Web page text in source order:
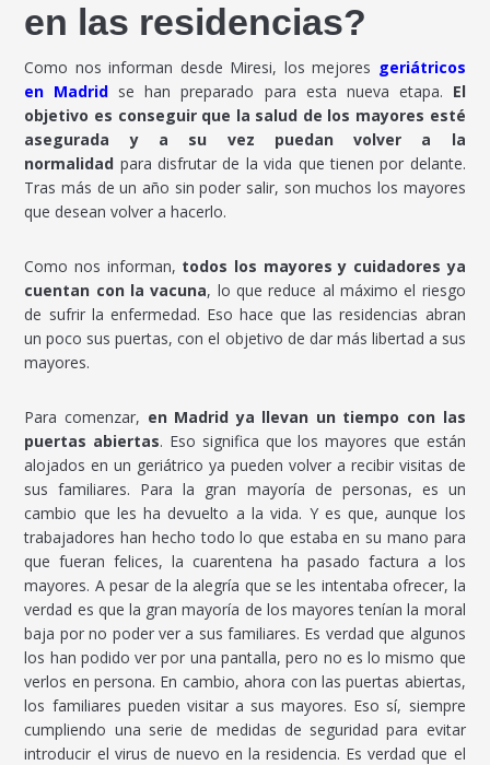
en las residencias?
Como nos informan desde Miresi, los mejores geriátricos
en Madrid se han preparado para esta nueva etapa. El
objetivo es conseguir que la salud de los mayores esté
asegurada y a su vez puedan volver a la
normalidad para disfrutar de la vida que tienen por delante.
Tras más de un año sin poder salir, son muchos los mayores
que desean volver a hacerlo.
Como nos informan, todos los mayores y cuidadores ya
cuentan con la vacuna, lo que reduce al máximo el riesgo
de sufrir la enfermedad. Eso hace que las residencias abran
un poco sus puertas, con el objetivo de dar más libertad a sus
mayores.
Para comenzar, en Madrid ya llevan un tiempo con las
puertas abiertas. Eso significa que los mayores que están
alojados en un geriátrico ya pueden volver a recibir visitas de
sus familiares. Para la gran mayoría de personas, es un
cambio que les ha devuelto a la vida. Y es que, aunque los
trabajadores han hecho todo lo que estaba en su mano para
que fueran felices, la cuarentena ha pasado factura a los
mayores. A pesar de la alegría que se les intentaba ofrecer, la
verdad es que la gran mayoría de los mayores tenían la moral
baja por no poder ver a sus familiares. Es verdad que algunos
los han podido ver por una pantalla, pero no es lo mismo que
verlos en persona. En cambio, ahora con las puertas abiertas,
los familiares pueden visitar a sus mayores. Eso sí, siempre
cumpliendo una serie de medidas de seguridad para evitar
introducir el virus de nuevo en la residencia. Es verdad que el